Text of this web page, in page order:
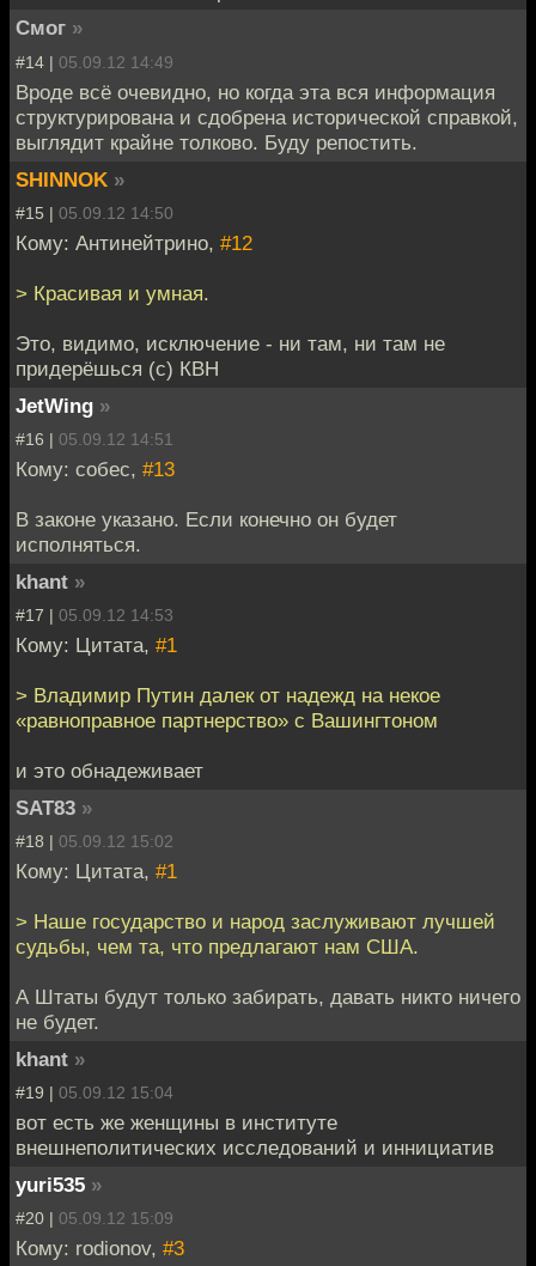
Смог »
#14 | 05.09.12 14:49
Вроде всё очевидно, но когда эта вся информация
структурирована и сдобрена исторической справкой,
выглядит крайне толково. Буду репостить.
SHINNOK »
#15 | 05.09.12 14:50
Кому: Антинейтрино, #12
> Красивая и умная.
Это, видимо, исключение - ни там, ни там не
придерёшься (с) КВН
JetWing »
#16 | 05.09.12 14:51
Кому: собес, #13
В законе указано. Если конечно он будет
исполняться.
khant »
#17 | 05.09.12 14:53
Кому: Цитата, #1
> Владимир Путин далек от надежд на некое
«равноправное партнерство» с Вашингтоном
и это обнадеживает
SAT83 »
#18 | 05.09.12 15:02
Кому: Цитата, #1
> Наше государство и народ заслуживают лучшей
судьбы, чем та, что предлагают нам США.
А Штаты будут только забирать, давать никто ничего
не будет.
khant »
#19 | 05.09.12 15:04
вот есть же женщины в институте
внешнеполитических исследований и иннициатив
yuri535 »
#20 | 05.09.12 15:09
Кому: rodionov, #3